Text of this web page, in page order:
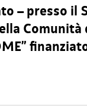
– presso il
Comunità